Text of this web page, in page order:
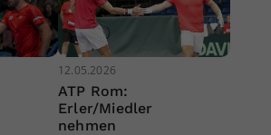
12.05.2026
ATP Rom:
Erler/Miedler
nehmen